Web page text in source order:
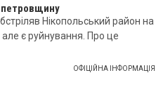
Нікопольський район на
є руйнування. Про це
ОФІЦІЙНА ІНФОРМАЦІЯ